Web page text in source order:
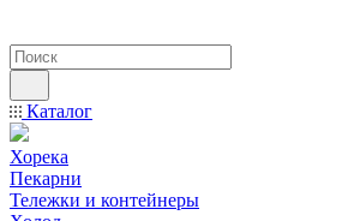
Каталог
Хорека
Пекарни
Тележки и контейнеры